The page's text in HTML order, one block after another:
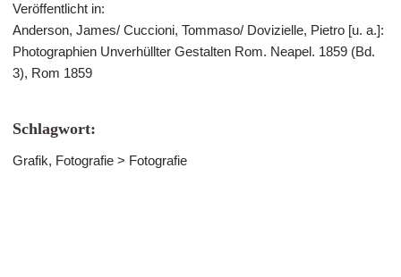
Veröffentlicht in:
Anderson, James/ Cuccioni, Tommaso/ Dovizielle, Pietro [u. a.]:
Photographien Unverhüllter Gestalten Rom. Neapel. 1859 (Bd.
3), Rom 1859
Schlagwort:
Grafik, Fotografie > Fotografie